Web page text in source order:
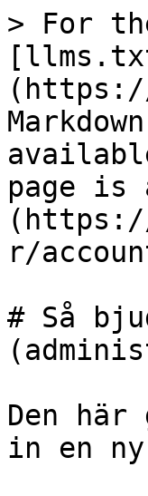
> For
page is
(https://
r/
# Så
Den
in en